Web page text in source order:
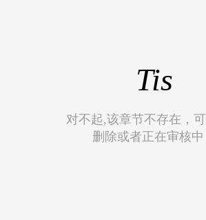
Tis
对不起,该章节不存在，
删除或者正在审核中